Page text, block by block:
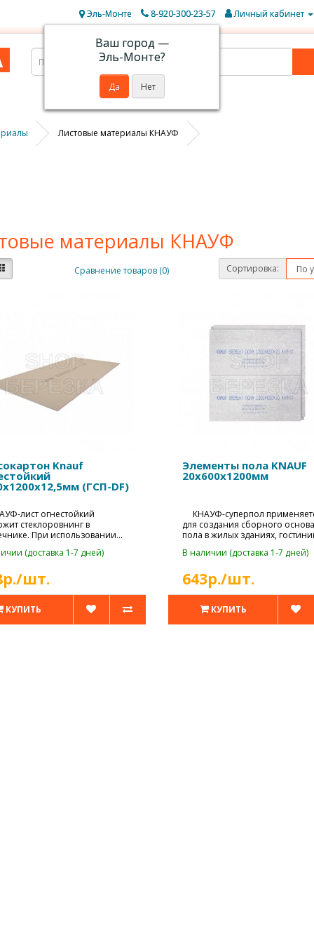
Эль-Монте
Ваш город —
Эль-Монте?
8-920-300-23-57 Личный кабинет
Листовые материалы КНАУФ
материалы КНАУФ
Сравнение товаров (0) Сортировка:
Knauf
(ГСП-DF)
стеклоровнинг в
При использовании
(доставка 1-7 дней)
шт.
КУПИТЬ
Элементы пола KNAUF
20х600х1200мм
для создания сборного
пола в жилых зданиях,
В наличии (доставка 1-7 дней)
643р./шт.
КУПИТЬ